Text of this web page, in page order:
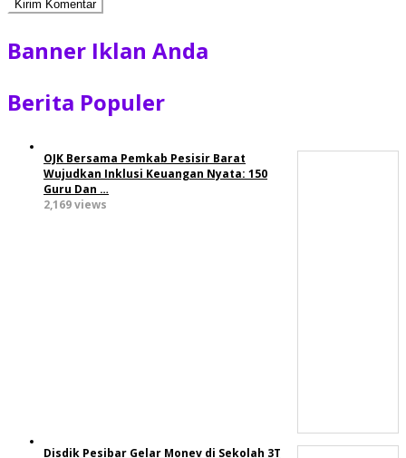
Banner Iklan Anda
Berita Populer
OJK Bersama Pemkab Pesisir Barat
Wujudkan Inklusi Keuangan Nyata: 150
Guru Dan …
2,169 views
Disdik Pesibar Gelar Monev di Sekolah 3T